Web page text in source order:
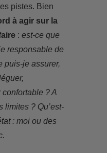
pistes. Bien
à agir sur la
: est-ce que
responsable de
puis-je assurer,
? A
limites ? Qu’est-
: moi ou des